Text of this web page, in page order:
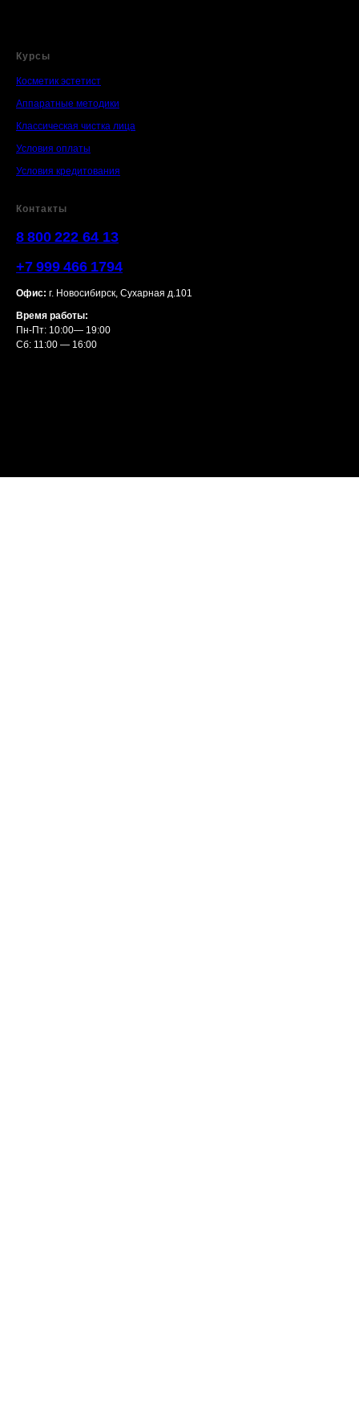
Курсы
Косметик эстетист
Аппаратные методики
Классическая чистка лица
Условия оплаты
Условия кредитования
Контакты
8 800 222 64 13
+7 999 466 1794
Офис: г. Новосибирск, Сухарная д.101
Время работы:
Пн-Пт: 10:00— 19:00
Сб: 11:00 — 16:00